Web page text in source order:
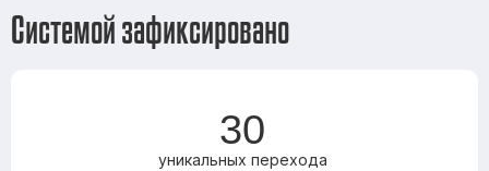
Системой зафиксировано
30
уникальных перехода